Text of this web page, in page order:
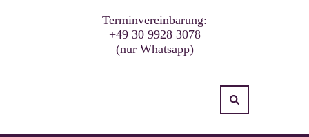
Terminvereinbarung:
+49 30 9928 3078
(nur Whatsapp)